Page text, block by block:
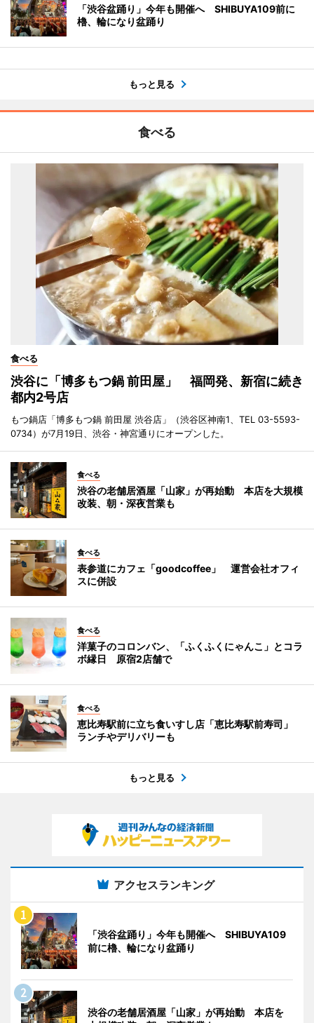
「渋谷盆踊り」今年も開催へ SHIBUYA109前に
櫓、輪になり盆踊り
もっと見る
食べる
食べる
渋谷に「博多もつ鍋 前田屋」 福岡発、新宿に続き
都内2号店
もつ鍋店「博多もつ鍋 前田屋 渋谷店」（渋谷区神南1、TEL 03-5593-
0734）が7月19日、渋谷・神宮通りにオープンした。
食べる
渋谷の老舗居酒屋「山家」が再始動 本店を大規模
改装、朝・深夜営業も
食べる
表参道にカフェ「goodcoffee」 運営会社オフィ
スに併設
食べる
洋菓子のコロンバン、「ふくふくにゃんこ」とコラ
ボ縁日 原宿2店舗で
食べる
恵比寿駅前に立ち食いすし店「恵比寿駅前寿司」
ランチやデリバリーも
もっと見る
アクセスランキング
「渋谷盆踊り」今年も開催へ SHIBUYA109
前に櫓、輪になり盆踊り
渋谷の老舗居酒屋「山家」が再始動 本店を